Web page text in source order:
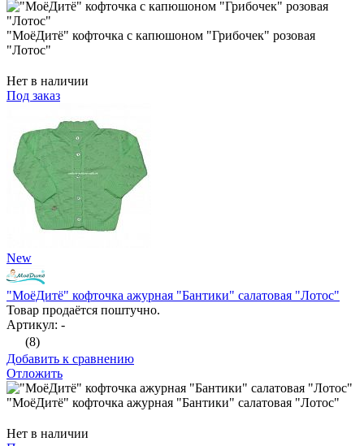
"МоёДитё" кофточка с капюшоном "Грибочек" розовая
"Лотос"
Нет в наличии
Под заказ
New
"МоёДитё" кофточка ажурная "Бантики" салатовая "Лотос"
Товар продаётся поштучно.
Артикул: -
(8)
Добавить к сравнению
Отложить
"МоёДитё" кофточка ажурная "Бантики" салатовая "Лотос"
Нет в наличии